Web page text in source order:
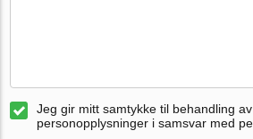
Jeg gir mitt samtykke til behandling
personopplysninger i samsvar med